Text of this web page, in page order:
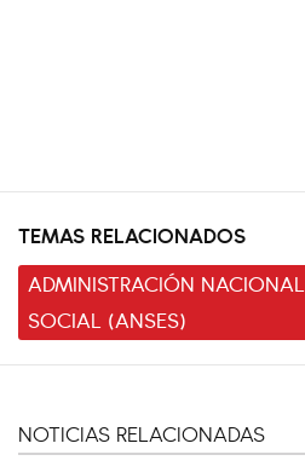
TEMAS RELACIONADOS
ADMINISTRACIÓN
SOCIAL (ANSES)
NOTICIAS RELACIONADAS